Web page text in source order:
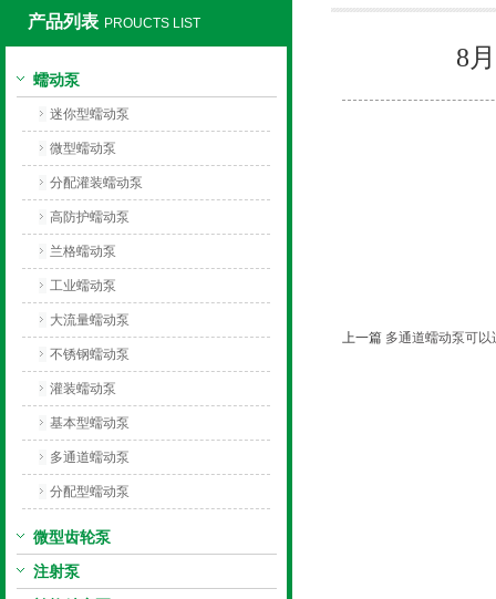
产品列表 PROUCTS LIST
蠕动泵
迷你型蠕动泵
微型蠕动泵
分配灌装蠕动泵
高防护蠕动泵
兰格蠕动泵
工业蠕动泵
大流量蠕动泵
不锈钢蠕动泵
灌装蠕动泵
基本型蠕动泵
多通道蠕动泵
分配型蠕动泵
微型齿轮泵
注射泵
8
上一篇 多通道蠕动泵可